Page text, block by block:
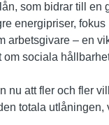
som bidrar till en
energipriser,
arbetsgivare – en
om sociala
nu att fler och fler
totala